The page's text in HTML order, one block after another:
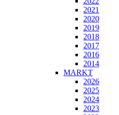
2021
2020
2019
2018
2017
2016
2014
MARKT
2026
2025
2024
2023